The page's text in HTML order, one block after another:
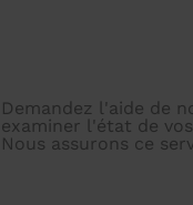
Demandez l'aide de
examiner l'état de
Nous assurons ce